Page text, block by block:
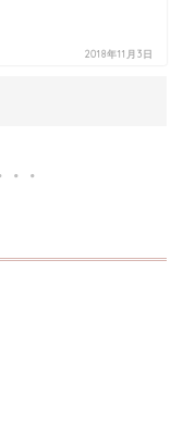
2018年11月3日